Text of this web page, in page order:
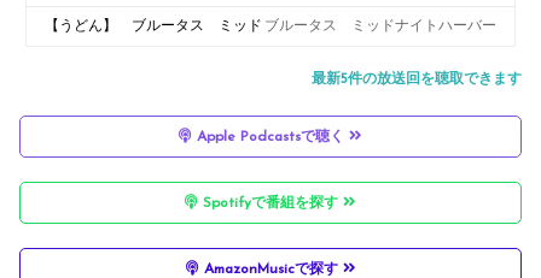
イトハーバーチャンネル ライブ
【うどん】 ブルータス ミッド ブルータス ミッドナイトハーバー
最新5件の放送回を聴取できます
Apple Podcastsで聴く
Spotifyで番組を探す
AmazonMusicで探す